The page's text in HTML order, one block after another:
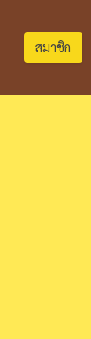
สมาชิก